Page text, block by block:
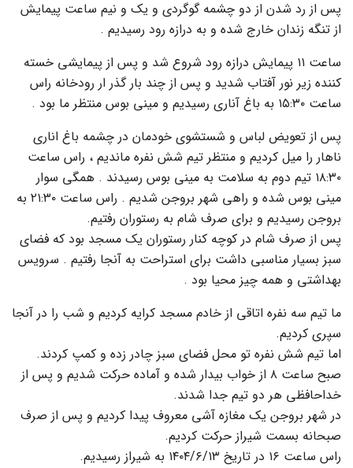
پس از رد شدن از دو چشمه گوگردی و یک و نیم ساعت پیمایش
از تنگه زندان خارج شده و به درازه رود رسیدیم .
ساعت ۱۱ پیمایش درازه رود شروع شد و پس از پیمایشی خسته
کننده زیر نور آفتاب شدید و پس از چند بار گذر ار رودخانه راس
ساعت ۱۵:۳۰ به باغ آناری رسیدیم و مینی بوس منتظر ما بود .
پس از تعویض لباس و شستشوی خودمان در چشمه باغ اناری
ناهار را میل کردیم و منتظر تیم شش نفره ماندیم ، راس ساعت
۱۸:۳۰ تیم دوم به سلامت به مینی بوس رسیدند . همگی سوار
مینی بوس شده و راهی شهر بروجن شدیم . راس ساعت ۲۱:۳۰ به
بروجن رسیدیم و برای صرف شام به رستوران رفتیم.
پس از صرف شام در کوچه کنار رستوران یک مسجد بود که فضای
سبز بسیار مناسبی داشت برای استراحت به آنجا رفتیم . سرویس
بهداشتی و همه چیز محیا بود .
ما تیم سه نفره اتاقی از خادم مسجد کرایه کردیم و شب را در آنجا
سپری کردیم.
اما تیم شش نفره تو محل فضای سبز چادر زده و کمپ کردند.
صبح ساعت ۸ از خواب بیدار شده و آماده حرکت شدیم و پس از
خداحافظی هر دو تیم جدا شدند.
در شهر بروجن یک مغازه آشی معروف پیدا کردیم و پس از صرف
صبحانه بسمت شیراز حرکت کردیم.
راس ساعت ۱۶ در تاریخ ۱۴۰۴/۶/۱۳ به شیراز رسیدیم.